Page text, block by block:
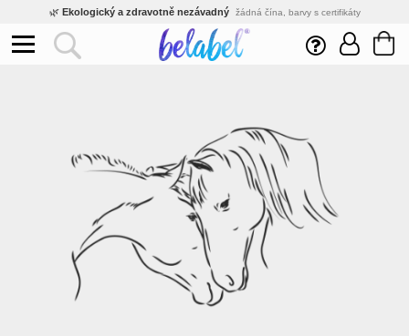
🌿 Ekologický a zdravotně nezávadný žádná čína, barvy s certifikáty
Inovativní výroba vlastní vývoj, nejnovější technologie
Rychlé dodání expedujeme do 24h
Český eshop s tradicí od roku 2010 tisíce spokojených zákazníků